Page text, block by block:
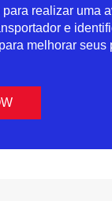
realizar uma
e
melhorar seus